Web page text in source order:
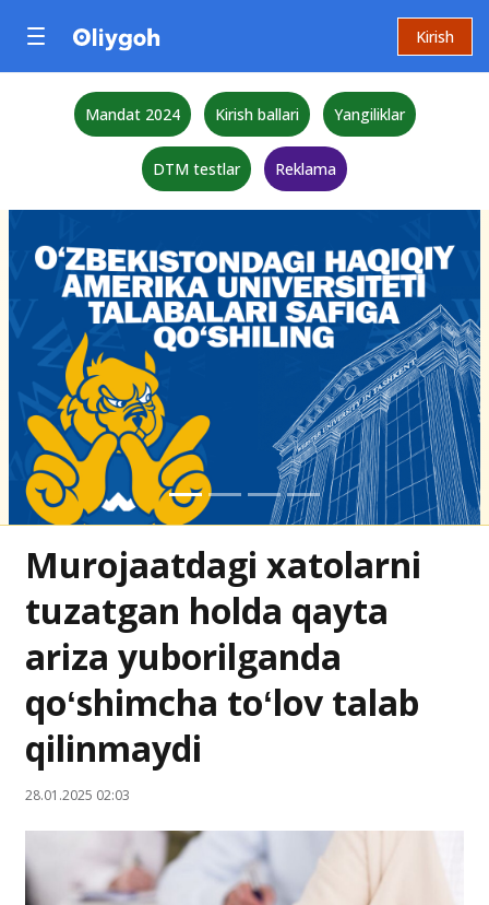
Kirish
Mandat 2024 Kirish ballari Yangiliklar
DTM testlar Reklama
Murojaatdagi xatolarni
tuzatgan holda qayta
ariza yuborilganda
qoʻshimcha toʻlov talab
qilinmaydi
28.01.2025 02:03